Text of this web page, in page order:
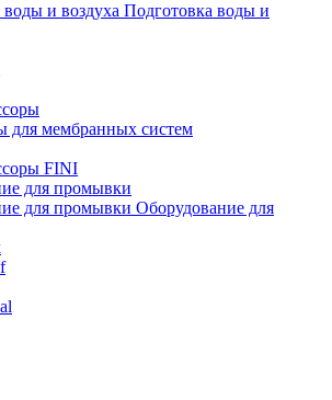
Подготовка воды и
для мембранных систем
FINI
Оборудование для